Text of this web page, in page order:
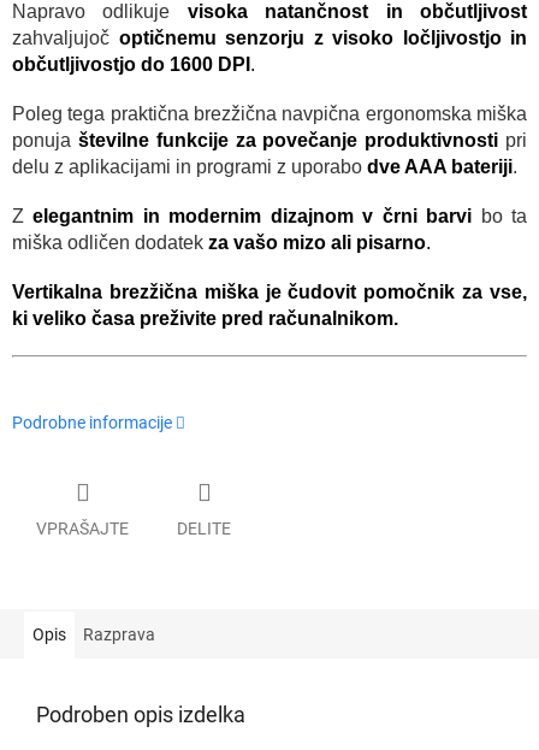
Napravo odlikuje visoka natančnost in občutljivost
zahvaljujoč optičnemu senzorju z visoko ločljivostjo in
občutljivostjo do 1600 DPI .
Poleg tega praktična brezžična navpična ergonomska miška
ponuja številne funkcije za povečanje produktivnosti pri
delu z aplikacijami in programi z uporabo dve AAA bateriji.
Zelegantnim in modernim dizajnom v črni barvi bo ta
miška odličen dodatek za vašo mizo ali pisarno.
Vertikalna brezžična miška je čudovit pomočnik za vse,
ki veliko časa preživite pred računalnikom.
Podrobne informacije
VPRAŠAJTE DELITE
Opis Razprava
Podroben opis izdelka